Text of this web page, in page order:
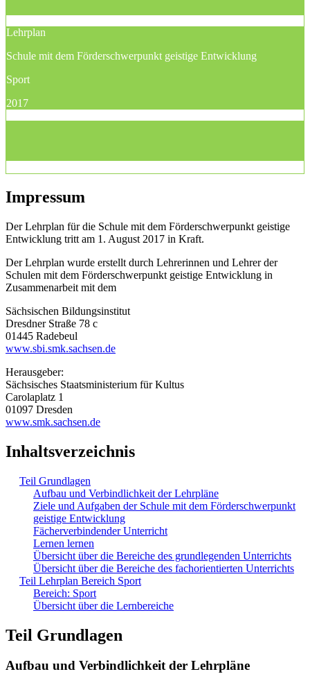
Lehrplan
Schule mit dem Förderschwerpunkt geistige Entwicklung
Sport
2017
Impressum
Der Lehrplan für die Schule mit dem Förderschwerpunkt geistige
Entwicklung tritt am 1. August 2017 in Kraft.
Der Lehrplan wurde erstellt durch Lehrerinnen und Lehrer der
Schulen mit dem Förderschwerpunkt geistige Entwicklung in
Zusammenarbeit mit dem
Sächsischen Bildungsinstitut
Dresdner Straße 78 c
01445 Radebeul
www.sbi.smk.sachsen.de
Herausgeber:
Sächsisches Staatsministerium für Kultus
Carolaplatz 1
01097 Dresden
www.smk.sachsen.de
Inhaltsverzeichnis
Teil Grundlagen
Aufbau und Verbindlichkeit der Lehrpläne
Ziele und Aufgaben der Schule mit dem Förderschwerpunkt
geistige Entwicklung
Fächerverbindender Unterricht
Lernen lernen
Übersicht über die Bereiche des grundlegenden Unterrichts
Übersicht über die Bereiche des fachorientierten Unterrichts
Teil Lehrplan Bereich Sport
Bereich: Sport
Übersicht über die Lernbereiche
Teil Grundlagen
Aufbau und Verbindlichkeit der Lehrpläne